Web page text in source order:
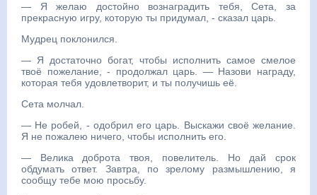
— Я желаю достойно вознаградить тебя, Сета, за
прекрасную игру, которую ты придумал, - сказал царь.
Мудрец поклонился.
— Я достаточно богат, чтобы исполнить самое смелое
твоё пожелание, - продолжал царь. — Назови награду,
которая тебя удовлетворит, и ты получишь её.
Сета молчал.
— Не робей, - одобрил его царь. Выскажи своё желание.
Я не пожалею ничего, чтобы исполнить его.
— Велика доброта твоя, повелитель. Но дай срок
обдумать ответ. Завтра, по зрелому размышлению, я
сообщу тебе мою просьбу.